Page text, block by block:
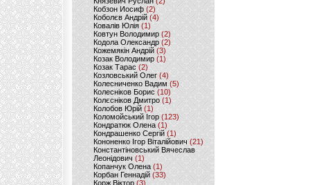
Кобзон Иосиф(2)
Коболєв Андрій (4)
Ковалів Юлія(1)
Ковтун Володимир (2)
Кодола Олександр (2)
Кожемякін Андрій (3)
Козак Володимир (1)
Козак Тарас (2)
Козловський Олег(4)
Колесниченко Вадим (5)
Колесніков Борис (10)
Колєсніков Дмитро (1)
Колобов Юрій (1)
Коломойський Ігор (123)
Кондратюк Олена(1)
Кондрашенко Сергій (1)
Кононенко Ігор Віталійович (21)
Константіновський Вячеслав
Леонідович (1)
Копанчук Олена (1)
Корбан Геннадій (33)
Корж Віктор (3)